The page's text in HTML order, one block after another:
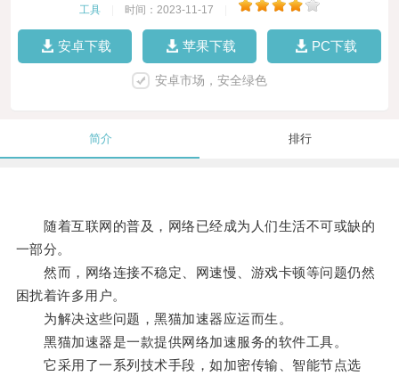
工具 时间：2023-11-17
安卓下载 苹果下载 PC下载
安卓市场，安全绿色
简介 排行
随着互联网的普及，网络已经成为人们生活不可或缺的
一部分。
然而，网络连接不稳定、网速慢、游戏卡顿等问题仍然
困扰着许多用户。
为解决这些问题，黑猫加速器应运而生。
黑猫加速器是一款提供网络加速服务的软件工具。
它采用了一系列技术手段，如加密传输、智能节点选